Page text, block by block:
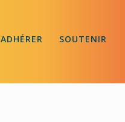
ADHÉRER SOUTENIR